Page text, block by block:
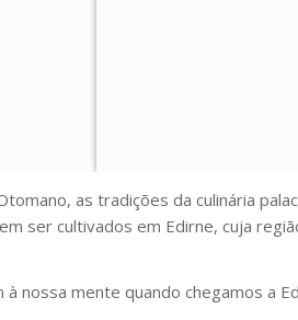
as tradições da culinária
ser cultivados em Edirne, cuja
nossa mente quando chegamos a